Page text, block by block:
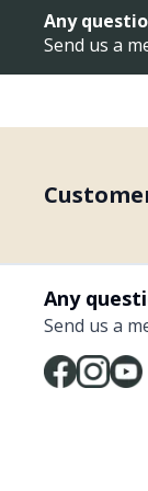
Any
Send us a
Any
Send us a